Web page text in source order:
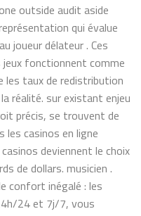
outside audit aside
qui évalue
joueur délateur . Ces
fonctionnent comme
taux de redistribution
réalité. sur existant enjeu
précis, se trouvent de
les casinos en ligne
deviennent le choix
de dollars. musicien .
confort inégalé : les
24 et 7j/7, vous